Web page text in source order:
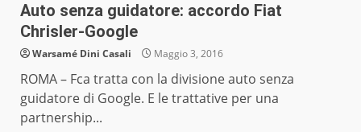
Auto senza guidatore: accordo Fiat
Chrisler-Google
Warsamé Dini Casali Maggio 3, 2016
ROMA – Fca tratta con la divisione auto senza
guidatore di Google. E le trattative per una
partnership...